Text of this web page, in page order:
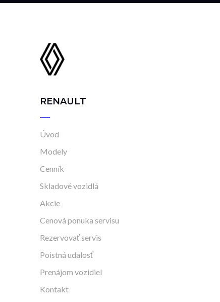
RENAULT
Úvod
Modely
Cenník
Skladové vozidlá
Akcie
Cenová ponuka servisu
Rezervovať servis
Poistná udalosť
Prenájom vozidiel
Kontakt